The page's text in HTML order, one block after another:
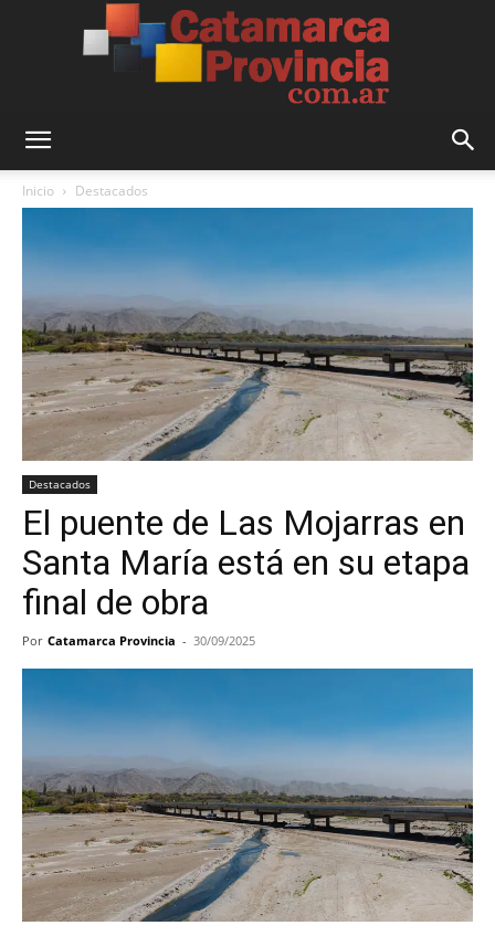
Inicio Destacados
Destacados
El puente de Las Mojarras en
Santa María está en su etapa
final de obra
Por Catamarca Provincia - 30/09/2025